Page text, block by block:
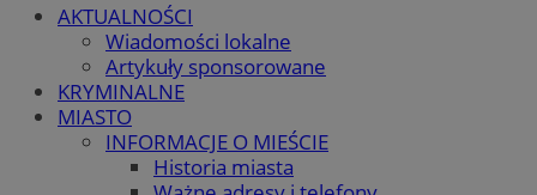
AKTUALNOŚCI
Wiadomości lokalne
Artykuły sponsorowane
KRYMINALNE
MIASTO
INFORMACJE O MIEŚCIE
Historia miasta